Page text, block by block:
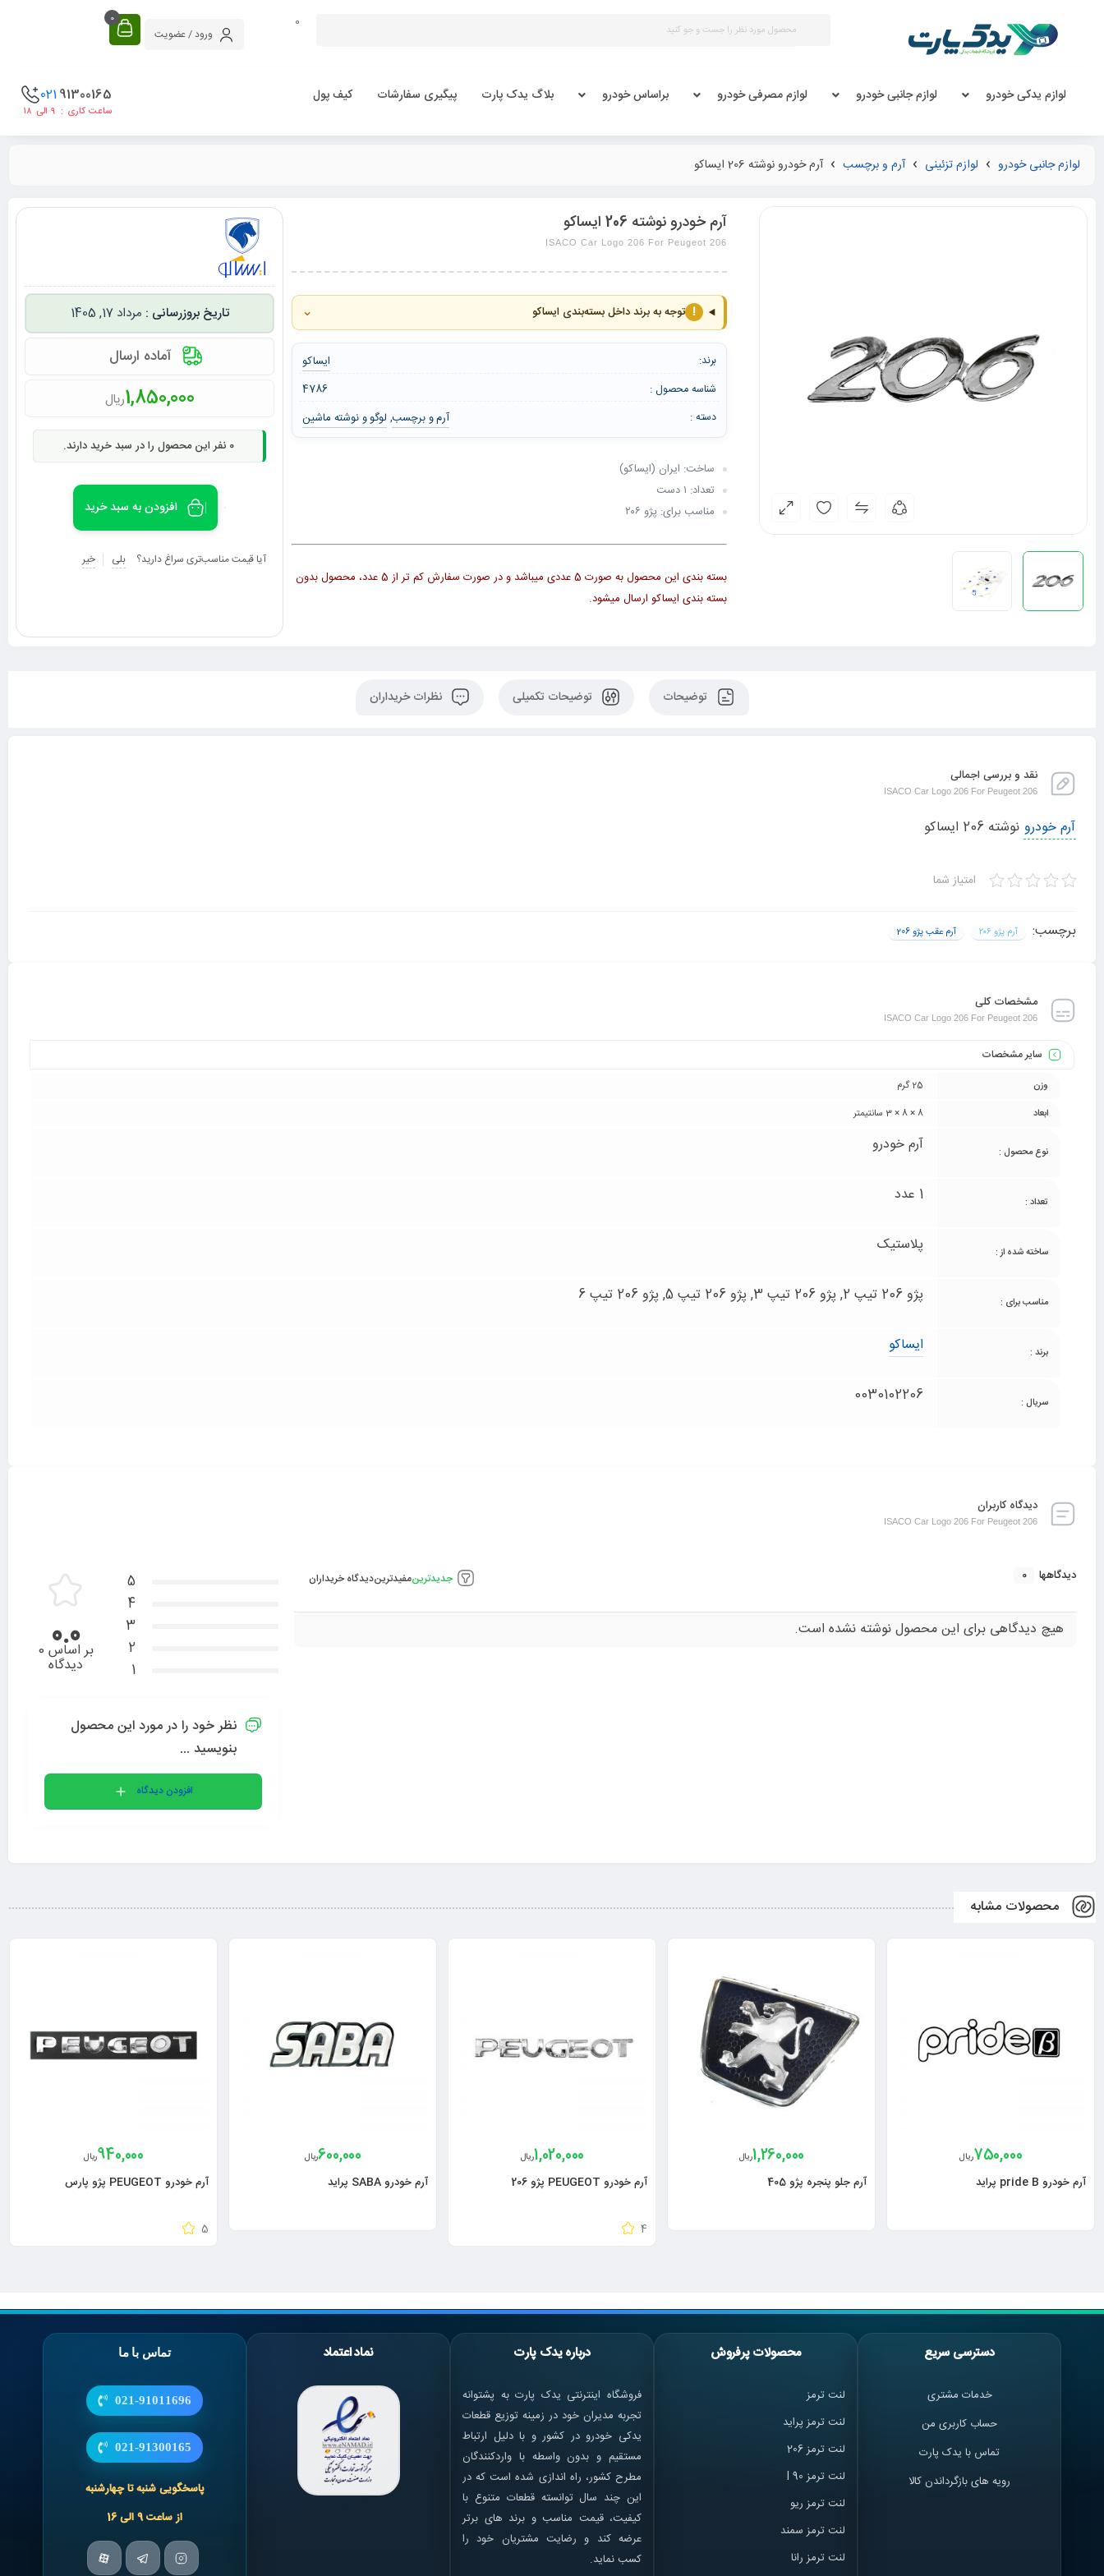
0
ورود / عضویت
0
لوازم یدکی خودرو لوازم جانبی خودرو لوازم مصرفی خودرو براساس خودرو بلاگ یدک پارت پیگیری سفارشات کیف پول 91300165
021
ساعت کاری : ۹ الی ۱۸
لوازم جانبی خودرو لوازم تزئینی آرم و برچسب آرم خودرو نوشته 206 ایساکو
آرم خودرو نوشته 206 ایساکو
ISACO Car Logo 206 For Peugeot 206
! توجه به برند داخل بسته‌بندی ایساکو ⌄
برند: ایساکو
شناسه محصول :
4786
دسته :
آرم و برچسب, لوگو و نوشته ماشین
ساخت: ایران (ایساکو)
تعداد: ۱ دست
مناسب برای: پژو ۲۰۶
بسته بندی این محصول به صورت 5 عددی میباشد و در صورت سفارش کم تر از 5 عدد، محصول بدون
بسته بندی ایساکو ارسال میشود.
مرداد 17, 1405
آماده ارسال
1,850,000ریال
0 نفر این محصول را در سبد خرید دارند.
افزودن به سبد خرید
آیا قیمت مناسب‌تری سراغ دارید؟ بلی خیر
توضیحات توضیحات تکمیلی نظرات خریداران
نقد و بررسی اجمالی
ISACO Car Logo 206 For Peugeot 206
آرم خودرو نوشته 206 ایساکو
امتیاز شما
برچسب: آرم پژو ۲۰۶ آرم عقب پژو 206
مشخصات کلی
ISACO Car Logo 206 For Peugeot 206
سایر مشخصات
وزن
25 گرم
ابعاد
8 × 8 × 3 سانتیمتر
نوع محصول : آرم خودرو
تعداد : 1 عدد
ساخته شده از : پلاستیک
مناسب برای : پژو 206 تیپ 2, پژو 206 تیپ 3, پژو 206 تیپ 5, پژو 206 تیپ 6
برند : ایساکو
سریال : 0030102206
دیدگاه کاربران
ISACO Car Logo 206 For Peugeot 206
دیدگاهها 0 جدیدترینمفیدتریندیدگاه خریداران
هیچ دیدگاهی برای این محصول نوشته نشده است.
5
4
3
2
1
0.0 بر اساس 0
دیدگاه
نظر خود را در مورد این محصول
بنویسید ...
افزودن دیدگاه
محصولات مشابه
750,000ریال
آرم خودرو pride B پراید
1,260,000ریال
آرم جلو پنجره پژو 405
1,020,000ریال
آرم خودرو PEUGEOT پژو 206
4
600,000ریال
آرم خودرو SABA پراید
940,000ریال
آرم خودرو PEUGEOT پژو پارس
5
دسترسی سریع
خدمات مشتری
حساب کاربری من
تماس با یدک پارت
رویه های بازگرداندن کالا
محصولات پرفروش
لنت ترمز
لنت ترمز پراید
لنت ترمز 206
لنت ترمز l 90
لنت ترمز ریو
لنت ترمز سمند
لنت ترمز رانا
درباره یدک پارت
فروشگاه اینترنتی یدک پارت به پشتوانه
تجربه مدیران خود در زمینه توزیع قطعات
یدکی خودرو در کشور و با دلیل ارتباط
مستقیم و بدون واسطه با واردکنندگان
مطرح کشور، راه اندازی شده است که در
این چند سال توانسته قطعات متنوع با
کیفیت، قیمت مناسب و برند های برتر
عرضه کند و رضایت مشتریان خود را
کسب نماید.
نماد اعتماد تماس با ما
021-91011696
021-91300165
پاسخگویی شنبه تا چهارشنبه
از ساعت 9 الی 16